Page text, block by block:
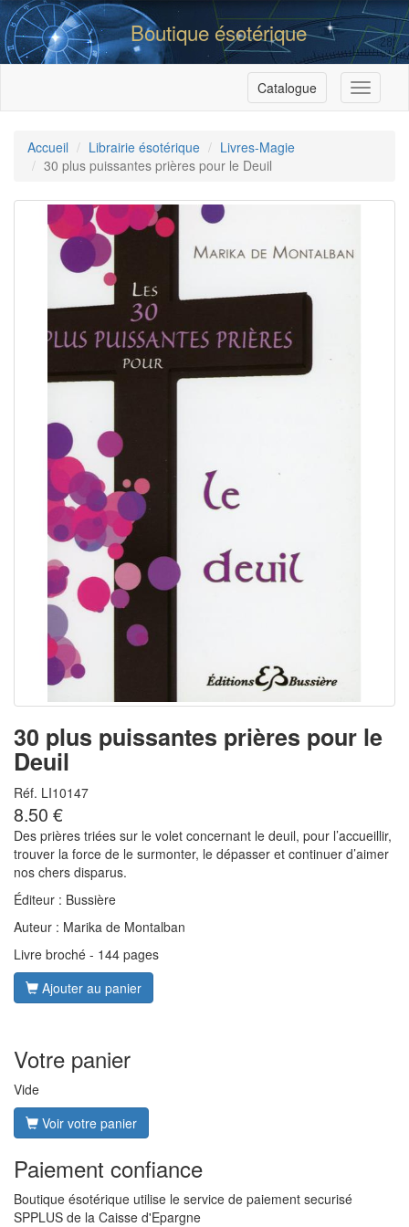
Boutique ésotérique
Menu
Catalogue
Accueil Librairie ésotérique
Livres-Magie
30 plus puissantes prières pour le Deuil
30 plus puissantes prières pour le
Deuil
Réf. LI10147
8.50 €
Des prières triées sur le volet concernant le deuil, pour l’accueillir,
trouver la force de le surmonter, le dépasser et continuer d’aimer
nos chers disparus.
Éditeur : Bussière
Auteur : Marika de Montalban
Livre broché - 144 pages
Ajouter au panier
Votre panier
Vide
Voir votre panier
Paiement confiance
Boutique ésotérique utilise le service de paiement securisé
SPPLUS de la Caisse d'Epargne